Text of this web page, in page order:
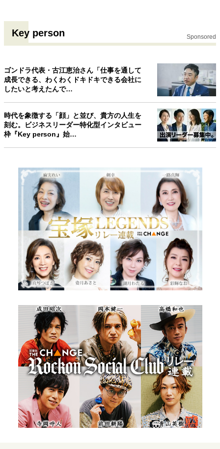
Key person Sponsored
ゴンドラ代表・古江恵治さん「仕事を通して
成長できる、わくわくドキドキできる会社に
したいと考えたんで…
時代を象徴する「顔」と並び、貴方の人生を
刻む。ビジネスリーダー特化型インタビュー
枠『Key person』始…